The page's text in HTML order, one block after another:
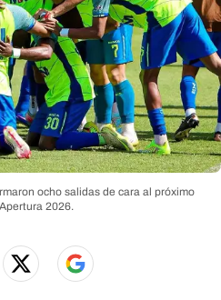
ocho salidas de cara al próximo
2026.